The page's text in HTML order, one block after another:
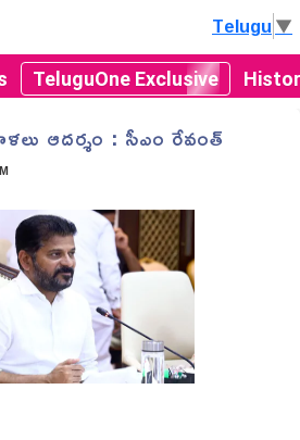
TeluguOne Exclusive
Telugu▼
ఆదర్శం : సీఎం రేవంత్